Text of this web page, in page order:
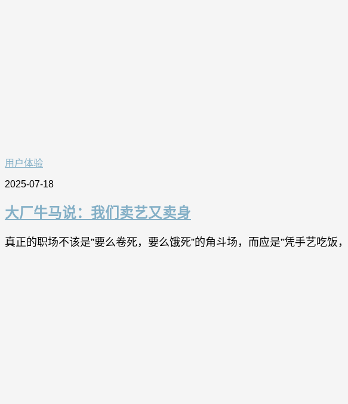
用户体验
2025-07-18
大厂牛马说：我们卖艺又卖身
真正的职场不该是”要么卷死，要么饿死”的角斗场，而应是”凭手艺吃饭